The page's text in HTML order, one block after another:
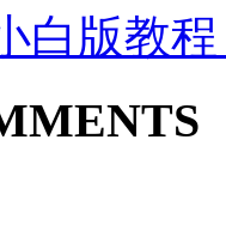
白版教